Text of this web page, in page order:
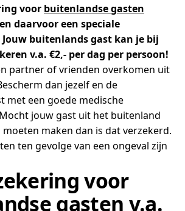
voor buitenlandse gasten
daarvoor een speciale
buitenlands gast kan je bij
v.a. €2,- per dag per persoon!
partner of vrienden overkomen uit
dan jezelf en de
met een goede medische
jouw gast uit het buitenland
maken dan is dat verzekerd.
ten gevolge van een ongeval zijn
voor
gasten v.a.